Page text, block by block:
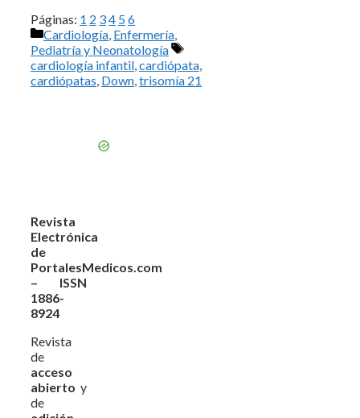
Páginas: 1 2 34 56
Categorías
Cardiología, Enfermería,
Pediatría y Neonatología
Etiquetas
cardiología infantil,cardiópata,
cardiópatas, Down,trisomía 21
Revista
Electrónica
de
PortalesMedicos.com
– ISSN
1886-
8924
Revista
de
acceso
abierto y
de